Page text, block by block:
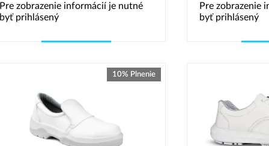
Pre zobrazenie informácií je nutné
byť prihlásený
Pre zobrazenie
byť prihlásený
10% Plnenie